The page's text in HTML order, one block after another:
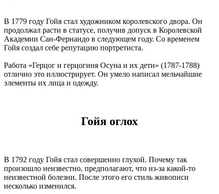
В 1779 году Гойя стал художником королевского двора. Он
продолжал расти в статусе, получив допуск в Королевской
Академии Сан-Фернандо в следующем году. Со временем
Гойя создал себе репутацию портретиста.
Работа «Герцог и герцогиня Осуна и их дети» (1787-1788)
отлично это иллюстрирует. Он умело написал мельчайшие
элементы их лица и одежду.
Гойя оглох
В 1792 году Гойя стал совершенно глухой. Почему так
произошло неизвестно, предполагают, что из-за какой-то
неизвестной болезни. После этого его стиль живописи
несколько изменился.